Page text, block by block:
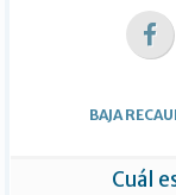
BAJA
Cuál